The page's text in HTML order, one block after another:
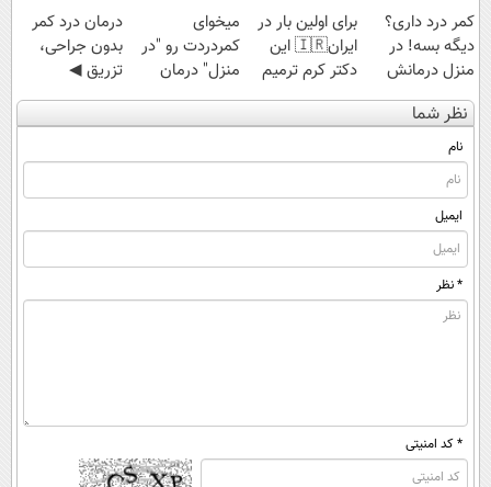
کمر درد داری؟
دیگه بسه! در
منزل درمانش
کن
(◀پرسش‌نامه)
برای اولین بار در
ایران🇮🇷 این
دکتر کرم ترمیم
کننده 23 روزه
ساخت!
میخوای
کمردردت رو "در
منزل" درمان
کنی؟ (◂فیلم +
◂پرسش‌نامه)
درمان درد کمر
بدون جراحی،
تزریق ◀
پرسش‌نامه رو پر
کن ▶
نظر شما
نام
ایمیل
* نظر
* کد امنیتی